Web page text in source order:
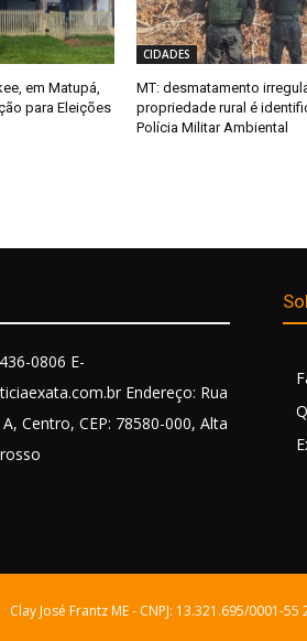
em Matupá,
para Eleições
CIDADES
MT: desmatamento
propriedade rural é
Polícia Militar Ambiental
0806 E-
Endereço: Rua
Centro, CEP: 78580-000, Alta
Clay José Frantz ME - CNPJ: 13.321.695/